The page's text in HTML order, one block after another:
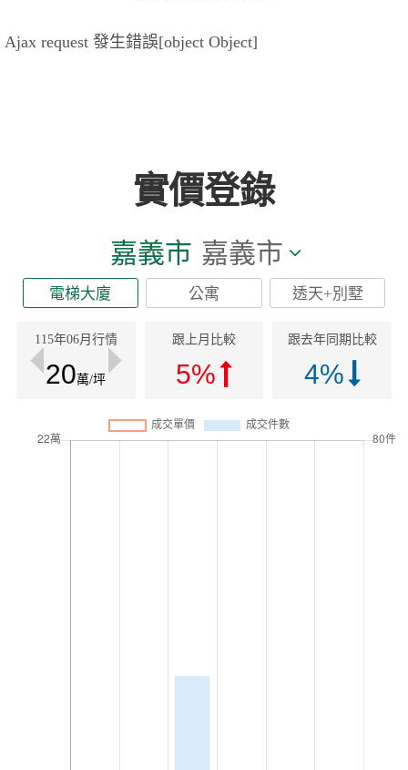
Ajax request 發生錯誤[object Object]
實價登錄
嘉義市 嘉義市
電梯大廈 公寓 透天+別墅
115年06月行情
20萬/坪
跟上月比較
5%
跟去年同期比較
4%